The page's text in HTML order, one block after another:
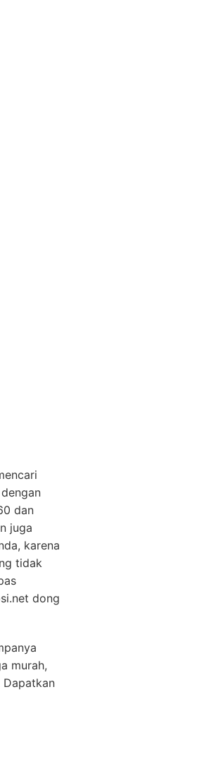
dan
juga
karena
tidak
dong
murah,
Dapatkan